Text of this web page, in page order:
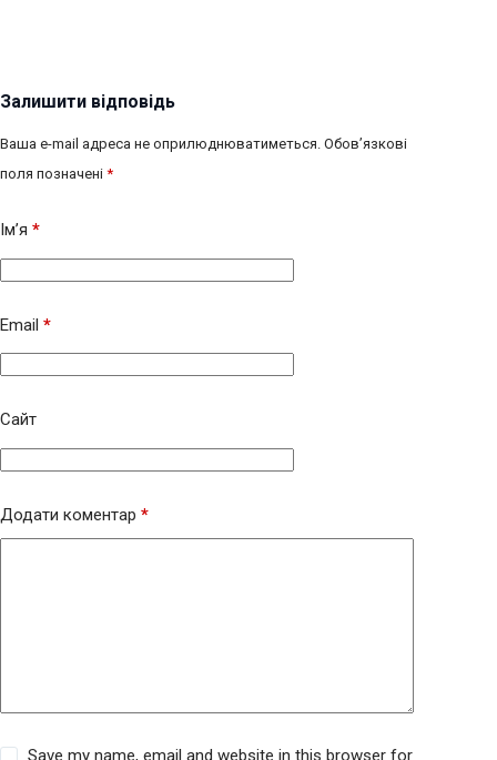
Залишити відповідь
Ваша e-mail адреса не оприлюднюватиметься. Обов’язкові
поля позначені *
Ім’я *
Email *
Сайт
Додати коментар *
Save my name, email and website in this browser for